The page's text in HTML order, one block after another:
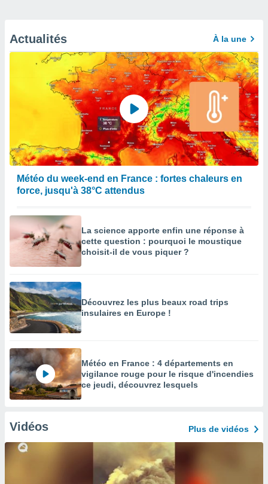
Actualités À la une
Météo du week-end en France : fortes chaleurs en
force, jusqu'à 38°C attendus
La science apporte enfin une réponse à
cette question : pourquoi le moustique
choisit-il de vous piquer ?
Découvrez les plus beaux road trips
insulaires en Europe !
Météo en France : 4 départements en
vigilance rouge pour le risque d'incendies
ce jeudi, découvrez lesquels
Vidéos Plus de vidéos